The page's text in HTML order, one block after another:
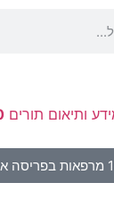
ותיאום תורים
ארצית